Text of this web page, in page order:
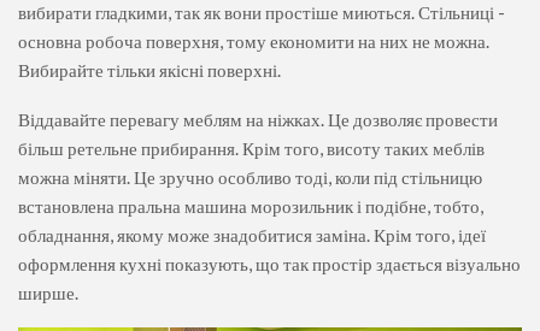
вибирати гладкими, так як вони простіше миються. Стільниці -
основна робоча поверхня, тому економити на них не можна.
Вибирайте тільки якісні поверхні.
Віддавайте перевагу меблям на ніжках. Це дозволяє провести
більш ретельне прибирання. Крім того, висоту таких меблів
можна міняти. Це зручно особливо тоді, коли під стільницю
встановлена ​​пральна машина морозильник і подібне, тобто,
обладнання, якому може знадобитися заміна. Крім того, ідеї
оформлення кухні показують, що так простір здається візуально
ширше.